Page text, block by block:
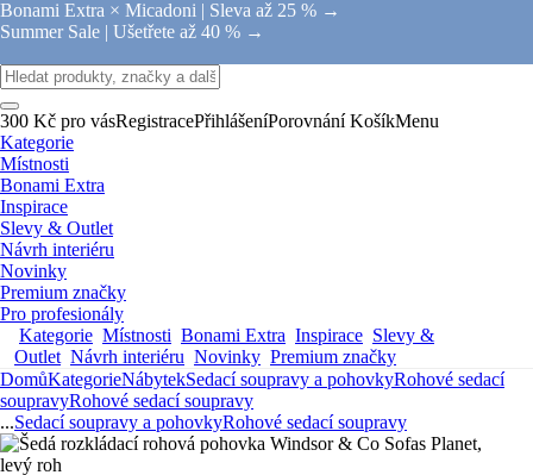
Bonami Extra × Micadoni | Sleva až 25 % →
Summer Sale | Ušetřete až 40 % →
300 Kč pro vásRegistracePřihlášeníPorovnání KošíkMenu
Kategorie
Místnosti
Bonami Extra
Inspirace
Slevy & Outlet
Návrh interiéru
Novinky
Premium značky
Pro profesionály
Kategorie Místnosti Bonami Extra Inspirace Slevy &
Outlet Návrh interiéru Novinky Premium značky
DomůKategorieNábytekSedací soupravy a pohovkyRohové sedací
soupravyRohové sedací soupravy
...Sedací soupravy a pohovkyRohové sedací soupravy